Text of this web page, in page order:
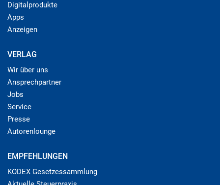
Digitalprodukte
Apps
Anzeigen
VERLAG
Wir über uns
Ansprechpartner
Jobs
Service
Presse
Autorenlounge
EMPFEHLUNGEN
KODEX Gesetzessammlung